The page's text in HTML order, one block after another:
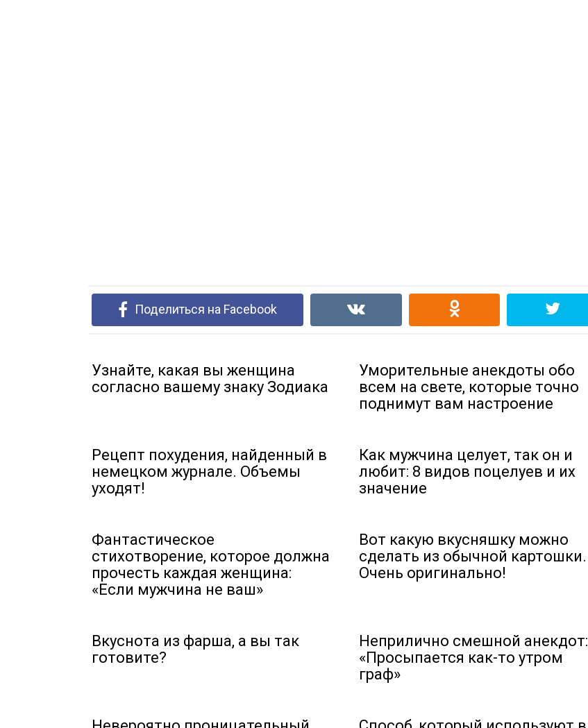
Поделиться на Facebook
Узнайте, какая вы женщина
согласно вашему знаку Зодиака
Уморительные анекдоты обо
всем на свете, которые точно
поднимут вам настроение
Рецепт похудения, найденный в
немецком журнале. Объемы
уходят!
Как мужчина целует, так он и
любит: 8 видов поцелуев и их
значение
Фантастическое
стихотворение, которое должна
прочесть каждая женщина:
«Если мужчина не ваш»
Вот какую вкусняшку можно
сделать из обычной картошки.
Очень оригинально!
Вкуснота из фарша, а вы так
готовите?
Неприлично смешной анекдот:
«Просыпается как-то утром
граф»